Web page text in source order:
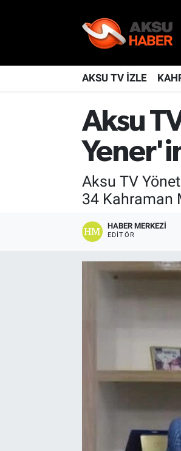
AKSU TV İZLE
Aksu
Aksu TV
34 Kahraman
HABER MERKEZI
EDITÖR
KAHRAMANMARAŞ
Nöbetçi Eczaneler
Hava Durumu
Kahramanmaraş Namaz
Trafik Durumu
Tüm Manşetler
Son Dakika Haberleri
Haber Arşivi